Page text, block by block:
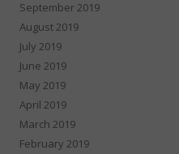
September 2019
August 2019
July 2019
June 2019
May 2019
April 2019
March 2019
February 2019